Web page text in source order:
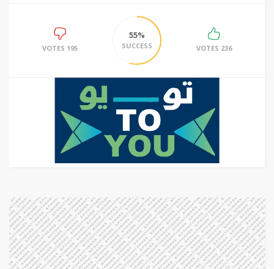
236 VOTES
55%
SUCCESS
195 VOTES